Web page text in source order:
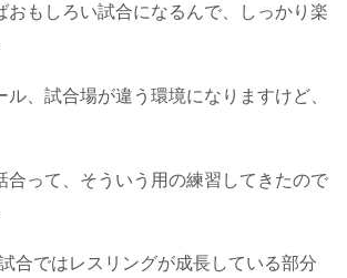
もしろい試合になるんで、しっかり楽
、試合場が違う環境になりますけど、
って、そういう用の練習してきたので
合ではレスリングが成長している部分